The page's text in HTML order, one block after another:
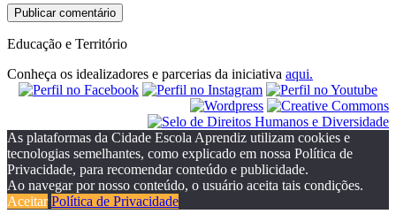
Educação e Território
Conheça os idealizadores e parcerias da iniciativa aqui.
As plataformas da Cidade Escola Aprendiz utilizam cookies e
tecnologias semelhantes, como explicado em nossa Política de
Privacidade, para recomendar conteúdo e publicidade.
Ao navegar por nosso conteúdo, o usuário aceita tais condições.
Aceitar Política de Privacidade